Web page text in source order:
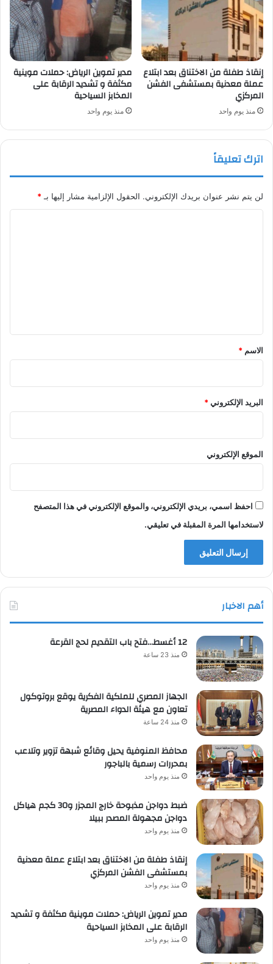
إنقاذ طفلة من الاختناق بعد ابتلاع
عملة معدنية بمستشفى الفشن
المركزي
منذ يوم واحد
مدير تموين الرياض: حملات موينية
مكثفة و تشديد الرقابة على
المخابز السياحية
منذ يوم واحد
اترك تعليقاً
لن يتم نشر عنوان بريدك الإلكتروني. الحقول الإلزامية مشار إليها بـ *
*
الاسم *
البريد الإلكتروني*
الموقع الإلكتروني
احفظ اسمي، بريدي الإلكتروني، والموقع الإلكتروني في هذا المتصفح
لاستخدامها المرة المقبلة في تعليقي.
أهم الاخبار
12 أغسط…فتح باب التقديم لحج القرعة
منذ 23 ساعة
الجهاز المصري للملكية الفكرية يوقع بروتوكول
تعاون مع هيئة الدواء المصرية
منذ 24 ساعة
محافظ المنوفية يحيل وقائع شبهة تزوير وتلاعب
بمحررات رسمية بالباجور
منذ يوم واحد
ضبط دواجن مذبوحة خارج المجزر و30 كجم هياكل
دواجن مجهولة المصدر ببيلا
منذ يوم واحد
إنقاذ طفلة من الاختناق بعد ابتلاع عملة معدنية
بمستشفى الفشن المركزي
منذ يوم واحد
مدير تموين الرياض: حملات موينية مكثفة و تشديد
الرقابة على المخابز السياحية
منذ يوم واحد